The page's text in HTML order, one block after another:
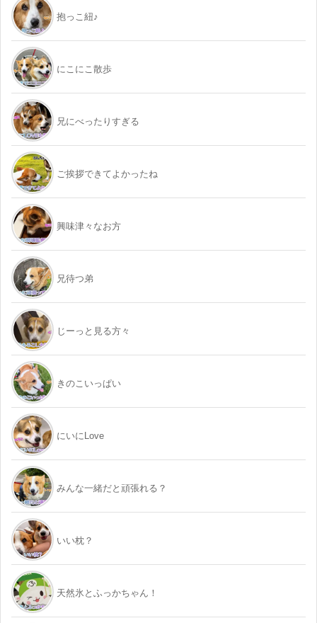
抱っこ紐♪
にこにこ散歩
兄にべったりすぎる
ご挨拶できてよかったね
興味津々なお方
兄待つ弟
じーっと見る方々
きのこいっぱい
にいにLove
みんな一緒だと頑張れる？
いい枕？
天然氷とふっかちゃん！